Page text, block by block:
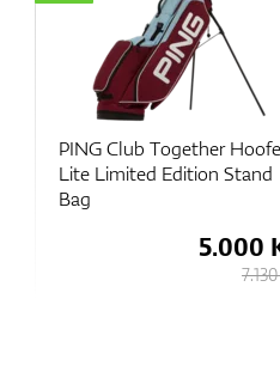
PING Club Together
Lite Limited Edition Stand
Bag
5.000